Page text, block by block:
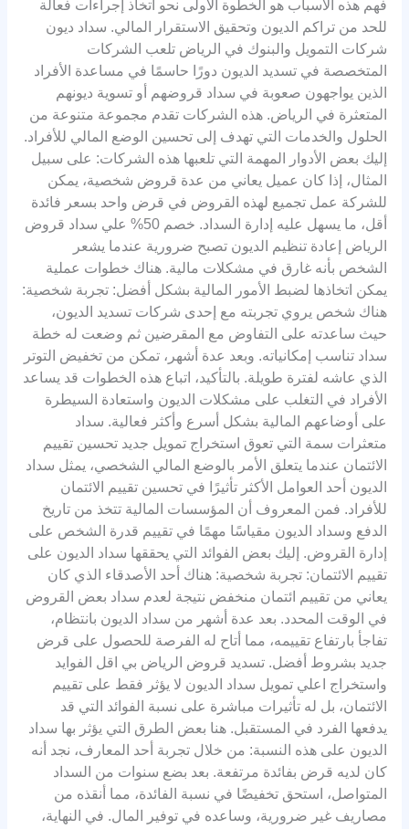
فهم هذه الأسباب هو الخطوة الأولى نحو اتخاذ إجراءات فعالة
للحد من تراكم الديون وتحقيق الاستقرار المالي. سداد ديون
شركات التمويل والبنوك في الرياض تلعب الشركات
المتخصصة في تسديد الديون دورًا حاسمًا في مساعدة الأفراد
الذين يواجهون صعوبة في سداد قروضهم أو تسوية ديونهم
المتعثرة في الرياض. هذه الشركات تقدم مجموعة متنوعة من
الحلول والخدمات التي تهدف إلى تحسين الوضع المالي للأفراد.
إليك بعض الأدوار المهمة التي تلعبها هذه الشركات: على سبيل
المثال، إذا كان عميل يعاني من عدة قروض شخصية، يمكن
للشركة عمل تجميع لهذه القروض في قرض واحد بسعر فائدة
أقل، ما يسهل عليه إدارة السداد. خصم 50% علي سداد قروض
الرياض إعادة تنظيم الديون تصبح ضرورية عندما يشعر
الشخص بأنه غارق في مشكلات مالية. هناك خطوات عملية
يمكن اتخاذها لضبط الأمور المالية بشكل أفضل: تجربة شخصية:
هناك شخص يروي تجربته مع إحدى شركات تسديد الديون،
حيث ساعدته على التفاوض مع المقرضين ثم وضعت له خطة
سداد تناسب إمكانياته. وبعد عدة أشهر، تمكن من تخفيض التوتر
الذي عاشه لفترة طويلة. بالتأكيد، اتباع هذه الخطوات قد يساعد
الأفراد في التغلب على مشكلات الديون واستعادة السيطرة
على أوضاعهم المالية بشكل أسرع وأكثر فعالية. سداد
متعثرات سمة التي تعوق استخراج تمويل جديد تحسين تقييم
الائتمان عندما يتعلق الأمر بالوضع المالي الشخصي، يمثل سداد
الديون أحد العوامل الأكثر تأثيرًا في تحسين تقييم الائتمان
للأفراد. فمن المعروف أن المؤسسات المالية تتخذ من تاريخ
الدفع وسداد الديون مقياسًا مهمًا في تقييم قدرة الشخص على
إدارة القروض. إليك بعض الفوائد التي يحققها سداد الديون على
تقييم الائتمان: تجربة شخصية: هناك أحد الأصدقاء الذي كان
يعاني من تقييم ائتمان منخفض نتيجة لعدم سداد بعض القروض
في الوقت المحدد. بعد عدة أشهر من سداد الديون بانتظام،
تفاجأ بارتفاع تقييمه، مما أتاح له الفرصة للحصول على قرض
جديد بشروط أفضل. تسديد قروض الرياض بي اقل الفوايد
واستخراج اعلي تمويل سداد الديون لا يؤثر فقط على تقييم
الائتمان، بل له تأثيرات مباشرة على نسبة الفوائد التي قد
يدفعها الفرد في المستقبل. هنا بعض الطرق التي يؤثر بها سداد
الديون على هذه النسبة: من خلال تجربة أحد المعارف، نجد أنه
كان لديه قرض بفائدة مرتفعة. بعد بضع سنوات من السداد
المتواصل، استحق تخفيضًا في نسبة الفائدة، مما أنقذه من
مصاريف غير ضرورية، وساعده في توفير المال. في النهاية،